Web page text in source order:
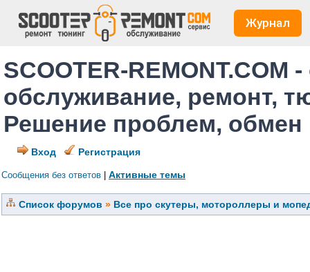
Журнал
SCOOTER-REMONT.COM
обслуживание, ремонт,
Решение проблем,
Вход Регистрация
Сообщения без ответов Активные темы
Список форумов » Все про скутеры, мотороллеры и